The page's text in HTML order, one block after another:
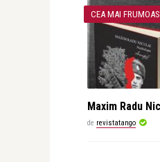
CEA MAI
Maxim Radu
de revistatango